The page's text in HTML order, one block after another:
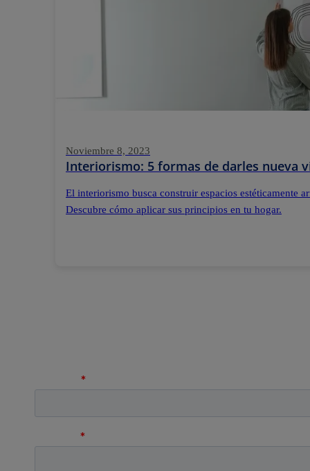
Noviembre 8, 2023
Interiorismo: 5 formas de darles nueva
El interiorismo busca construir espacios estéticamente
Descubre cómo aplicar sus principios en tu hogar.